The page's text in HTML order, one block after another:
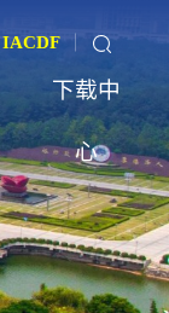
IACDF
下载中
心